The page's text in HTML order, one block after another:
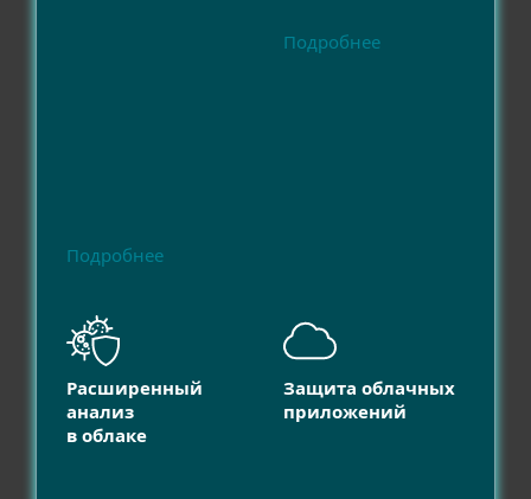
Подробнее
Подробнее
Расширенный
анализ
в облаке
Защита облачных
приложений